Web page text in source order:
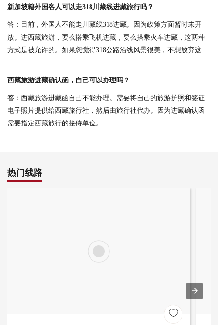
新加坡籍外国客人可以走318川藏线进藏旅行吗？
答：目前，外国人不能走川藏线318进藏。因为政策方面暂时未开
放。进西藏旅游，要么搭乘飞机进藏，要么搭乘火车进藏，这两种
方式是被允许的。如果您觉得318公路沿线风景很美，不想放弃这
西藏旅游进藏确认函，自己可以办理吗？
答：西藏旅游进藏函自己不能办理。需要将自己的旅游护照和签证
电子照片提供给西藏旅行社，然后由旅行社代办。因为进藏确认函
需要指定西藏旅行的接待单位。
热门线路
